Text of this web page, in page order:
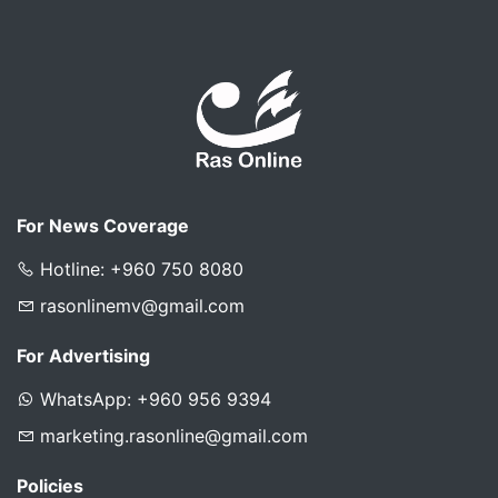
For News Coverage
Hotline: +960 750 8080
rasonlinemv@gmail.com
For Advertising
WhatsApp: +960 956 9394
marketing.rasonline@gmail.com
Policies